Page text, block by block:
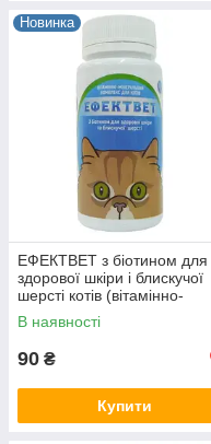
Новинка
ЕФЕКТВЕТ з біотином для
здорової шкіри і блискучої
шерсті котів (вітамінно-
мінеральний комплекс) 100
таб.
В наявності
90 ₴
Купити